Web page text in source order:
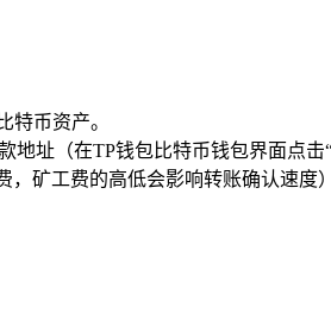
特币资产。
址（在TP钱包比特币钱包界面点击
矿工费的高低会影响转账确认速度）